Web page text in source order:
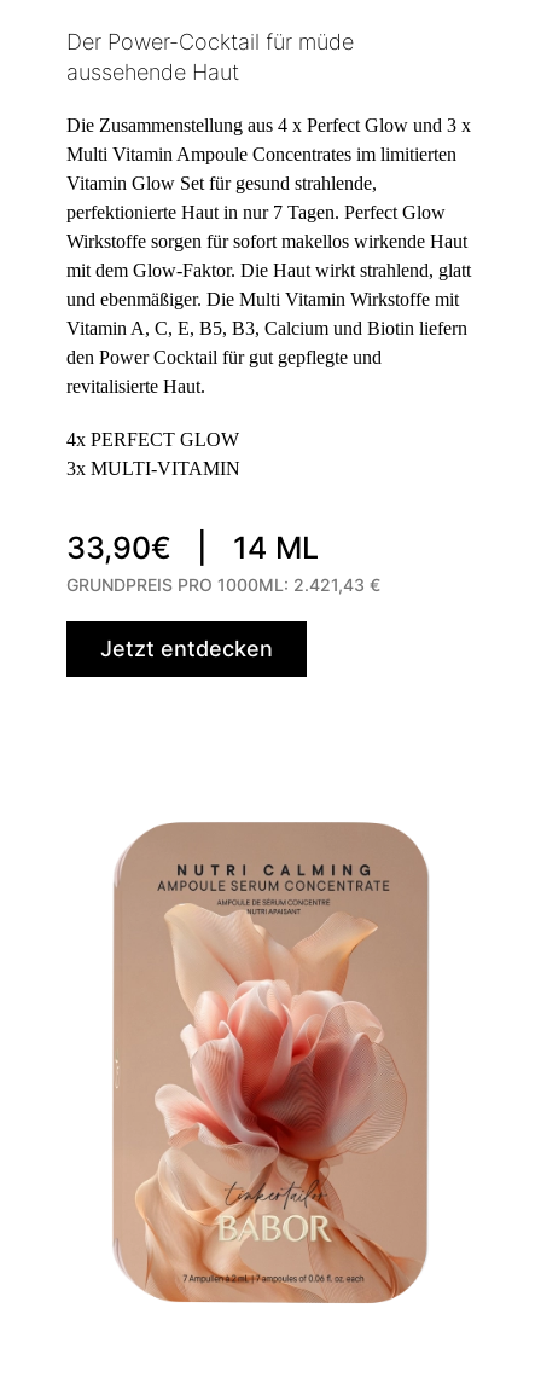
Der Power-Cocktail für müde
aussehende Haut
Die Zusammenstellung aus 4 x Perfect Glow und 3 x
Multi Vitamin Ampoule Concentrates im limitierten
Vitamin Glow Set für gesund strahlende,
perfektionierte Haut in nur 7 Tagen. Perfect Glow
Wirkstoffe sorgen für sofort makellos wirkende Haut
mit dem Glow-Faktor. Die Haut wirkt strahlend, glatt
und ebenmäßiger. Die Multi Vitamin Wirkstoffe mit
Vitamin A, C, E, B5, B3, Calcium und Biotin liefern
den Power Cocktail für gut gepflegte und
revitalisierte Haut.
4x PERFECT GLOW
3x MULTI-VITAMIN
33,90€ | 14 ML
GRUNDPREIS PRO 1000ML: 2.421,43 €
Jetzt entdecken